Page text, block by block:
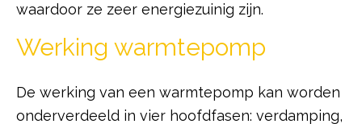
waardoor ze zeer energiezuinig zijn.
Werking warmtepomp
De werking van een warmtepomp kan worden
onderverdeeld in vier hoofdfasen: verdamping,